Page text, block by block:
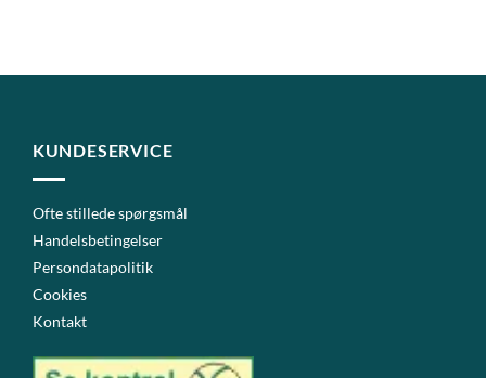
KUNDESERVICE
Ofte stillede spørgsmål
Handelsbetingelser
Persondatapolitik
Cookies
Kontakt